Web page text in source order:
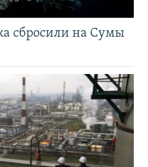
сбросили на Сумы